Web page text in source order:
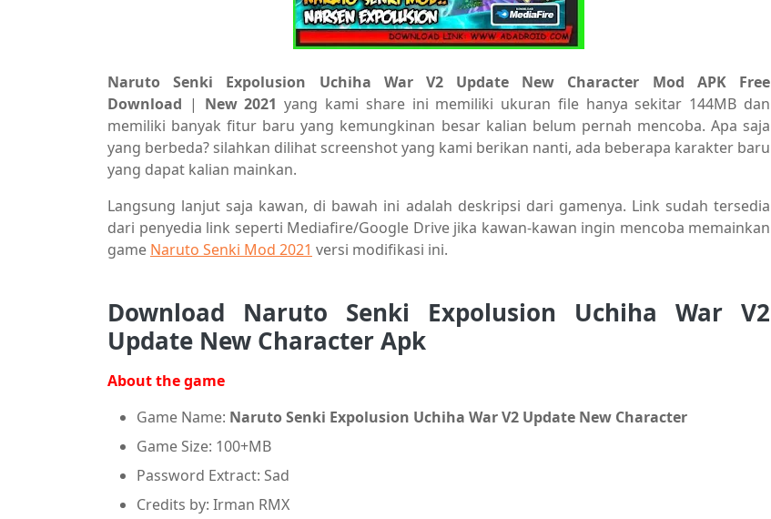
Naruto Senki Expolusion Uchiha War V2 Update New Character Mod APK Free
Download | New 2021 yang kami share ini memiliki ukuran file hanya sekitar 144MB dan
memiliki banyak fitur baru yang kemungkinan besar kalian belum pernah mencoba. Apa saja
yang berbeda? silahkan dilihat screenshot yang kami berikan nanti, ada beberapa karakter baru
yang dapat kalian mainkan.
Langsung lanjut saja kawan, di bawah ini adalah deskripsi dari gamenya. Link sudah tersedia
dari penyedia link seperti Mediafire/Google Drive jika kawan-kawan ingin mencoba memainkan
game Naruto Senki Mod 2021 versi modifikasi ini.
Download Naruto Senki Expolusion Uchiha War V2
Update New Character Apk
About the game
Game Name: Naruto Senki Expolusion Uchiha War V2 Update New Character
Game Size: 100+MB
Password Extract: Sad
Credits by: Irman RMX